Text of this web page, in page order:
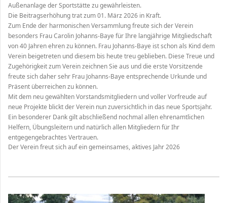
Außenanlage der Sportstätte zu gewährleisten.
Die Beitragserhöhung trat zum 01. März 2026 in Kraft.
Zum Ende der harmonischen Versammlung freute sich der Verein
besonders Frau Carolin Johanns-Baye für Ihre langjährige Mitgliedschaft
von 40 Jahren ehren zu können. Frau Johanns-Baye ist schon als Kind dem
Verein beigetreten und diesem bis heute treu geblieben. Diese Treue und
Zugehörigkeit zum Verein zeichnen Sie aus und die erste Vorsitzende
freute sich daher sehr Frau Johanns-Baye entsprechende Urkunde und
Präsent überreichen zu können.
Mit dem neu gewählten Vorstandsmitgliedern und voller Vorfreude auf
neue Projekte blickt der Verein nun zuversichtlich in das neue Sportsjahr.
Ein besonderer Dank gilt abschließend nochmal allen ehrenamtlichen
Helfern, Übungsleitern und natürlich allen Mitgliedern fürIhr
entgegengebrachtes Vertrauen.
Der Verein freut sich auf ein gemeinsames, aktives Jahr 2026